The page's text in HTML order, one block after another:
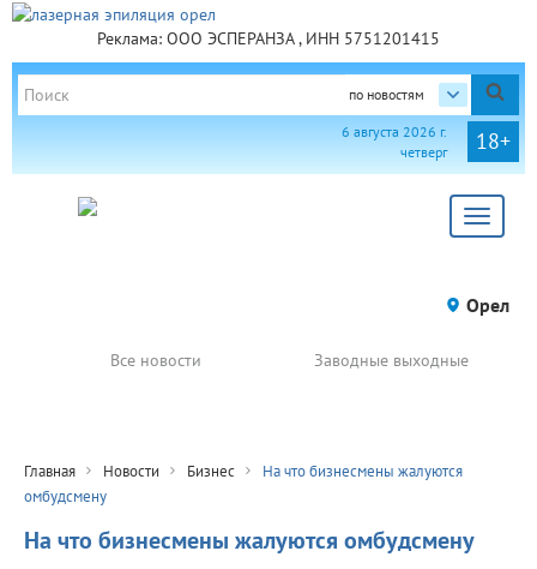
Реклама: ООО ЭСПЕРАНЗА , ИНН 5751201415
по новостям
18+
6 августа 2026 г.
четверг
Toggle
Орел
Все новости Заводные выходные
Главная Новости Бизнес
На что бизнесмены жалуются
омбудсмену
На что бизнесмены жалуются омбудсмену